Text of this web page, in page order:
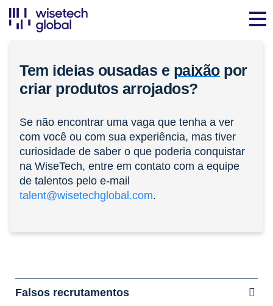
Tem ideias ousadas e paixãopor
criar produtos arrojados?
Se não encontrar uma vaga que tenha a ver
com você ou com sua experiência, mas tiver
curiosidade de saber o que poderia conquistar
na WiseTech, entre em contato com a equipe
de talentos pelo e-mail
talent@wisetechglobal.com.
Falsos recrutamentos